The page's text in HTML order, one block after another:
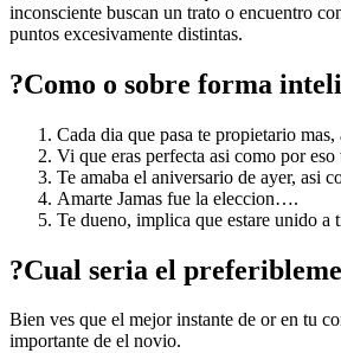
inconsciente buscan un trato o encuentro
puntos excesivamente distintas.
?Como o sobre forma
Cada dia que pasa te propietario
Vi que eras perfecta asi­ como por
Te amaba el aniversario de ayer, asi­
Amarte Jamas fue la eleccion….
Te dueno, implica que estare unido
?Cual seri­a el
Bien ves que el mejor instante de or en tu
importante de el novio.